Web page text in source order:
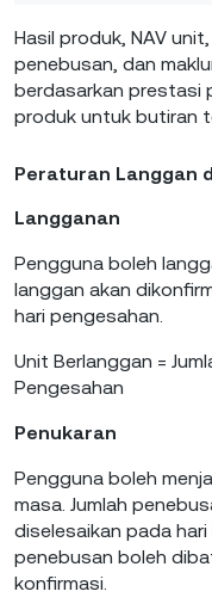
Hasil produk, NAV
penebusan, dan
berdasarkan prestasi
produk untuk butiran
Peraturan Langgan
Langganan
Pengguna boleh
langgan akan
hari pengesahan.
Unit Berlanggan =
Pengesahan
Penukaran
Pengguna boleh
masa. Jumlah
diselesaikan pada
penebusan boleh
konfirmasi.